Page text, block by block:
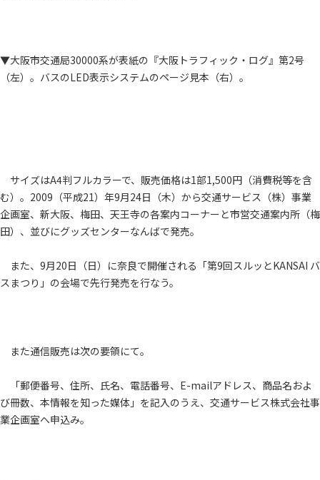
▼大阪市交通局30000系が表紙の『大阪トラフィック・ログ』第2号
（左）。バスのLED表示システムのページ見本（右）。
サイズはA4判フルカラーで、販売価格は1部1,500円（消費税等を含
む）。2009（平成21）年9月24日（木）から交通サービス（株）事業
企画室、新大阪、梅田、天王寺の各案内コーナーと市営交通案内所（梅
田）、並びにグッズセンターなんばで発売。
また、9月20日（日）に奈良で開催される「第9回スルッとKANSAI バ
スまつり」の会場で先行発売を行なう。
また通信販売は次の要領にて。
「郵便番号、住所、氏名、電話番号、E-mailアドレス、商品名およ
び冊数、本情報を知った媒体」を記入のうえ、交通サービス株式会社事
業企画室へ申込み。